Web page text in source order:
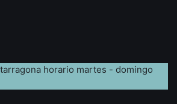
horario martes - domingo